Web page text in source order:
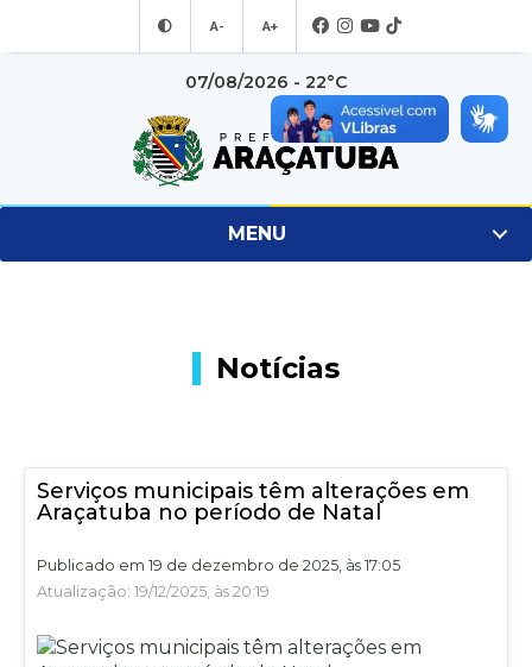
A- A+
07/08/2026 - 22°C
MENU
Notícias
Serviços municipais têm alterações em
Araçatuba no período de Natal
Publicado em 19 de dezembro de 2025, às 17:05
Atualização: 19/12/2025, às 20:19